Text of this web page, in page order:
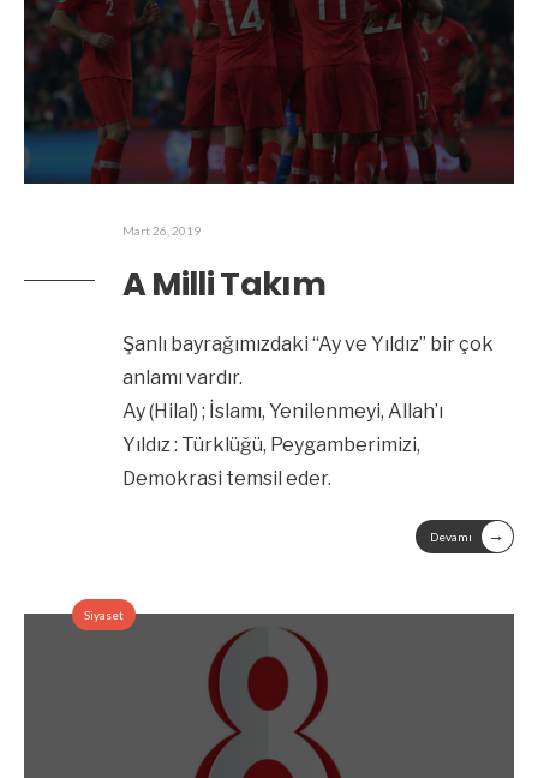
Mart 26, 2019
A Milli Takım
Şanlı bayrağımızdaki “Ay ve Yıldız” bir çok
anlamı vardır.
Ay (Hilal) ; İslamı, Yenilenmeyi, Allah’ı
Yıldız : Türklüğü, Peygamberimizi,
Demokrasi temsil eder.
Devamı →
Siyaset